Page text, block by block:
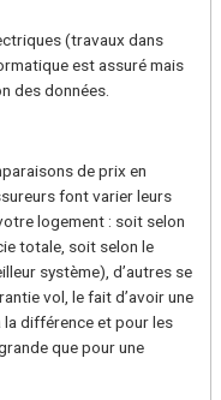
(travaux dans
est assuré mais
des données.
de prix en
font varier leurs
logement : soit selon
totale, soit selon le
système), d’autres se
vol, le fait d’avoir une
différence et pour les
que pour une